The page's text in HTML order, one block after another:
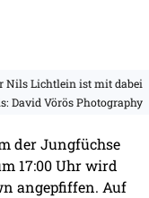
Nils Lichtlein ist mit dabei
David Vörös Photography
der Jungfüchse
17:00 Uhr wird
angepfiffen. Auf